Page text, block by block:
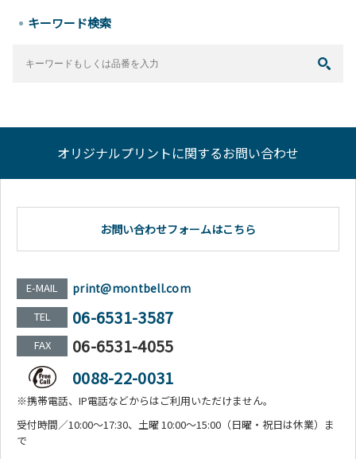
キーワード検索
オリジナルプリントに関するお問い合わせ
お問い合わせフォームはこちら
E-MAIL print@montbell.com
TEL 06-6531-3587
FAX
06-6531-4055
0088-22-0031
※携帯電話、IP電話などからはご利用いただけません。
受付時間／10:00～17:30、土曜 10:00～15:00（日曜・祝日は休業）ま
で